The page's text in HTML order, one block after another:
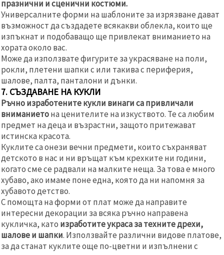
празнични и сценични костюми.
Универсалните форми на шаблоните за изрязване дават
възможност да създадете всякакви облекла, които ще
изпъкнат и подобаващо ще привлекат вниманието на
хората около вас.
Може да използвате фигурите за украсяване на поли,
рокли, плетени шапки с или такива с периферия,
шалове, палта, панталони и дънки.
7. СЪЗДАВАНЕ НА КУКЛИ
Ръчно изработените кукли винаги са привличали
вниманиетона ценителите на изкуството. Те са любим
предмет на деца и възрастни, защото притежават
истинска красота.
Куклите са онези вечни предмети, които съхраняват
детското в нас и ни връщат към крехките ни години,
когато сме се радвали на малките неща. За това е много
хубаво, ако имаме поне една, която да ни напомня за
хубавото детство.
С помощта на форми от плат може да направите
интересни декорации за всяка ръчно направена
кукличка, като изработите украса за техните дрехи,
шалове и шапки. Използвайте различни видове платове,
за да станат куклите още по-цветни и изпълнени с